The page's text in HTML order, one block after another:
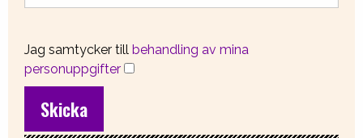
Jag samtycker till behandling av mina
personuppgifter